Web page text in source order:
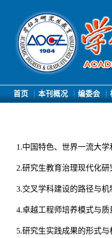
首页 本刊概况 编委会
1.中国特色、世界一流大
2.研究生教育治理现代化研
3.交叉学科建设的路径与机
4.卓越工程师培养模式与质
5.研究生实践成果的形式与